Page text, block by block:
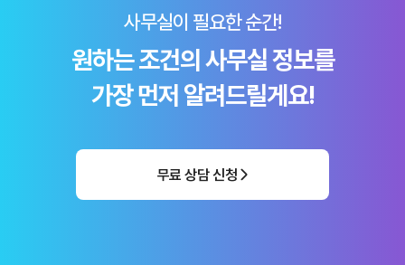
사무실이 필요한 순간!
원하는 조건의 사무실 정보를
가장 먼저 알려드릴게요!
무료 상담 신청